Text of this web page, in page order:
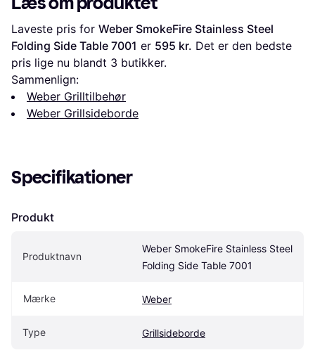
Laveste pris for Weber SmokeFire Stainless Steel
Folding Side Table 7001 er 595 kr. Det er den bedste
pris lige nu blandt 3 butikker.
Sammenlign:
Weber Grilltilbehør
Weber Grillsideborde
Specifikationer
Produkt
Produktnavn
Weber SmokeFire Stainless Steel
Folding Side Table 7001
Mærke Weber
Type Grillsideborde